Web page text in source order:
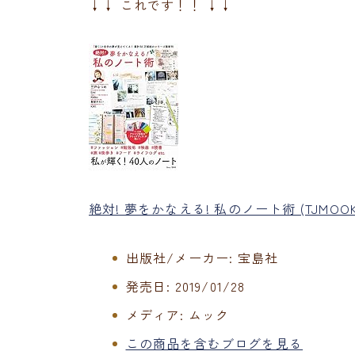
↓↓ これです！！ ↓↓
絶対! 夢をかなえる! 私のノート術
出版社/メーカー: 宝島社
発売日: 2019/01/28
メディア: ムック
この商品を含むブログを見る